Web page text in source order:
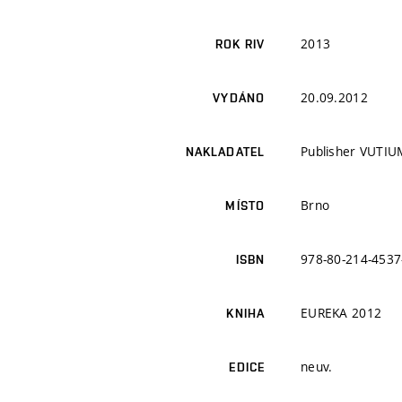
ROK RIV 2013
VYDÁNO 20.09.2012
NAKLADATEL Publisher
MÍSTO Brno
ISBN 978-80-214-
KNIHA EUREKA 2012
EDICE neuv.